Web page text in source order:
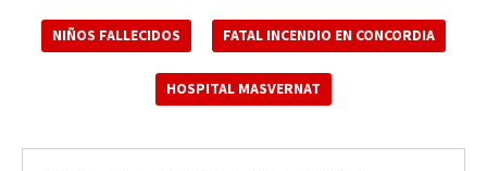
NIÑOS FALLECIDOS FATAL INCENDIO EN CONCORDIA
HOSPITAL MASVERNAT